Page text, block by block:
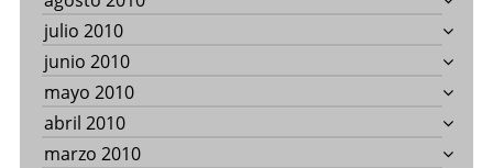
julio 2010
junio 2010
mayo 2010
abril 2010
marzo 2010